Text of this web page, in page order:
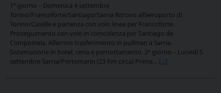
1° giorno – Domenica 4 settembre
Torino/Francoforte/Santiago/Sarria Ritrovo all’aeroporto di
Torino/Caselle e partenza con volo linea per Francoforte.
Proseguimento con volo in coincidenza per Santiago de
Compostela. All’arrivo trasferimento in pullman a Sarria.
Sistemazione in hotel, cena e pernottamento. 2° giorno – Lunedì 5
settembre Sarria/Portomarin (23 Km circa) Prima… [...]